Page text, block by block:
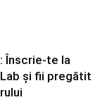
Înscrie-te la
și fii pregătit